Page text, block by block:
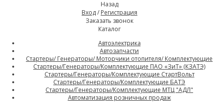
Назад
Вход/ Регистрация
Заказать звонок
Каталог
Автоэлектрика
Автозапчасти
Стартеры/ Генераторы/ Моторчики отопителя/ Комплектующие
Стартеры/Генераторы/Комплектующие ПАО «ЗиТ» (КЗАТЭ)
Стартеры/Генераторы/Комплектующие СтартВольт
Стартеры/Генераторы/Комплектующие БАТЭ
Стартеры/Генераторы/Комплектующие МТЦ "АДЛ"
Автоматизация розничных продаж